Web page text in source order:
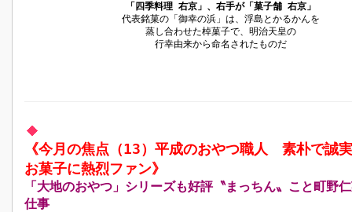
「四季料理 右京」、右手が「菓子舗 右京」
代表銘菓の「御幸の浜」は、浮島とかるかんを
蒸し合わせた棹菓子で、明治天皇の
行幸由来から命名されたものだ
《今月の焦点（13）平成のおやつ職人 素朴で誠
お菓子に熱烈ファン》
「大地のおやつ」シリーズも好評〝まっちん〟こと町野
仕事